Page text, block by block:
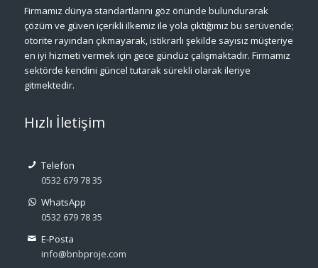
Firmamız dünya standartlarını göz önünde bulundurarak
çözüm ve güven içerikli ilkemiz ile yola çıktığımız bu serüvende;
otorite rayından çıkmayarak, istikrarlı şekilde sayısız müşteriye
en iyi hizmeti vermek için gece gündüz çalışmaktadır. Firmamız
sektörde kendini güncel tutarak sürekli olarak ileriye
gitmektedir.
Hızlı İletişim
Telefon
0532 679 78 35
WhatsApp
0532 679 78 35
E-Posta
info@bnbproje.com